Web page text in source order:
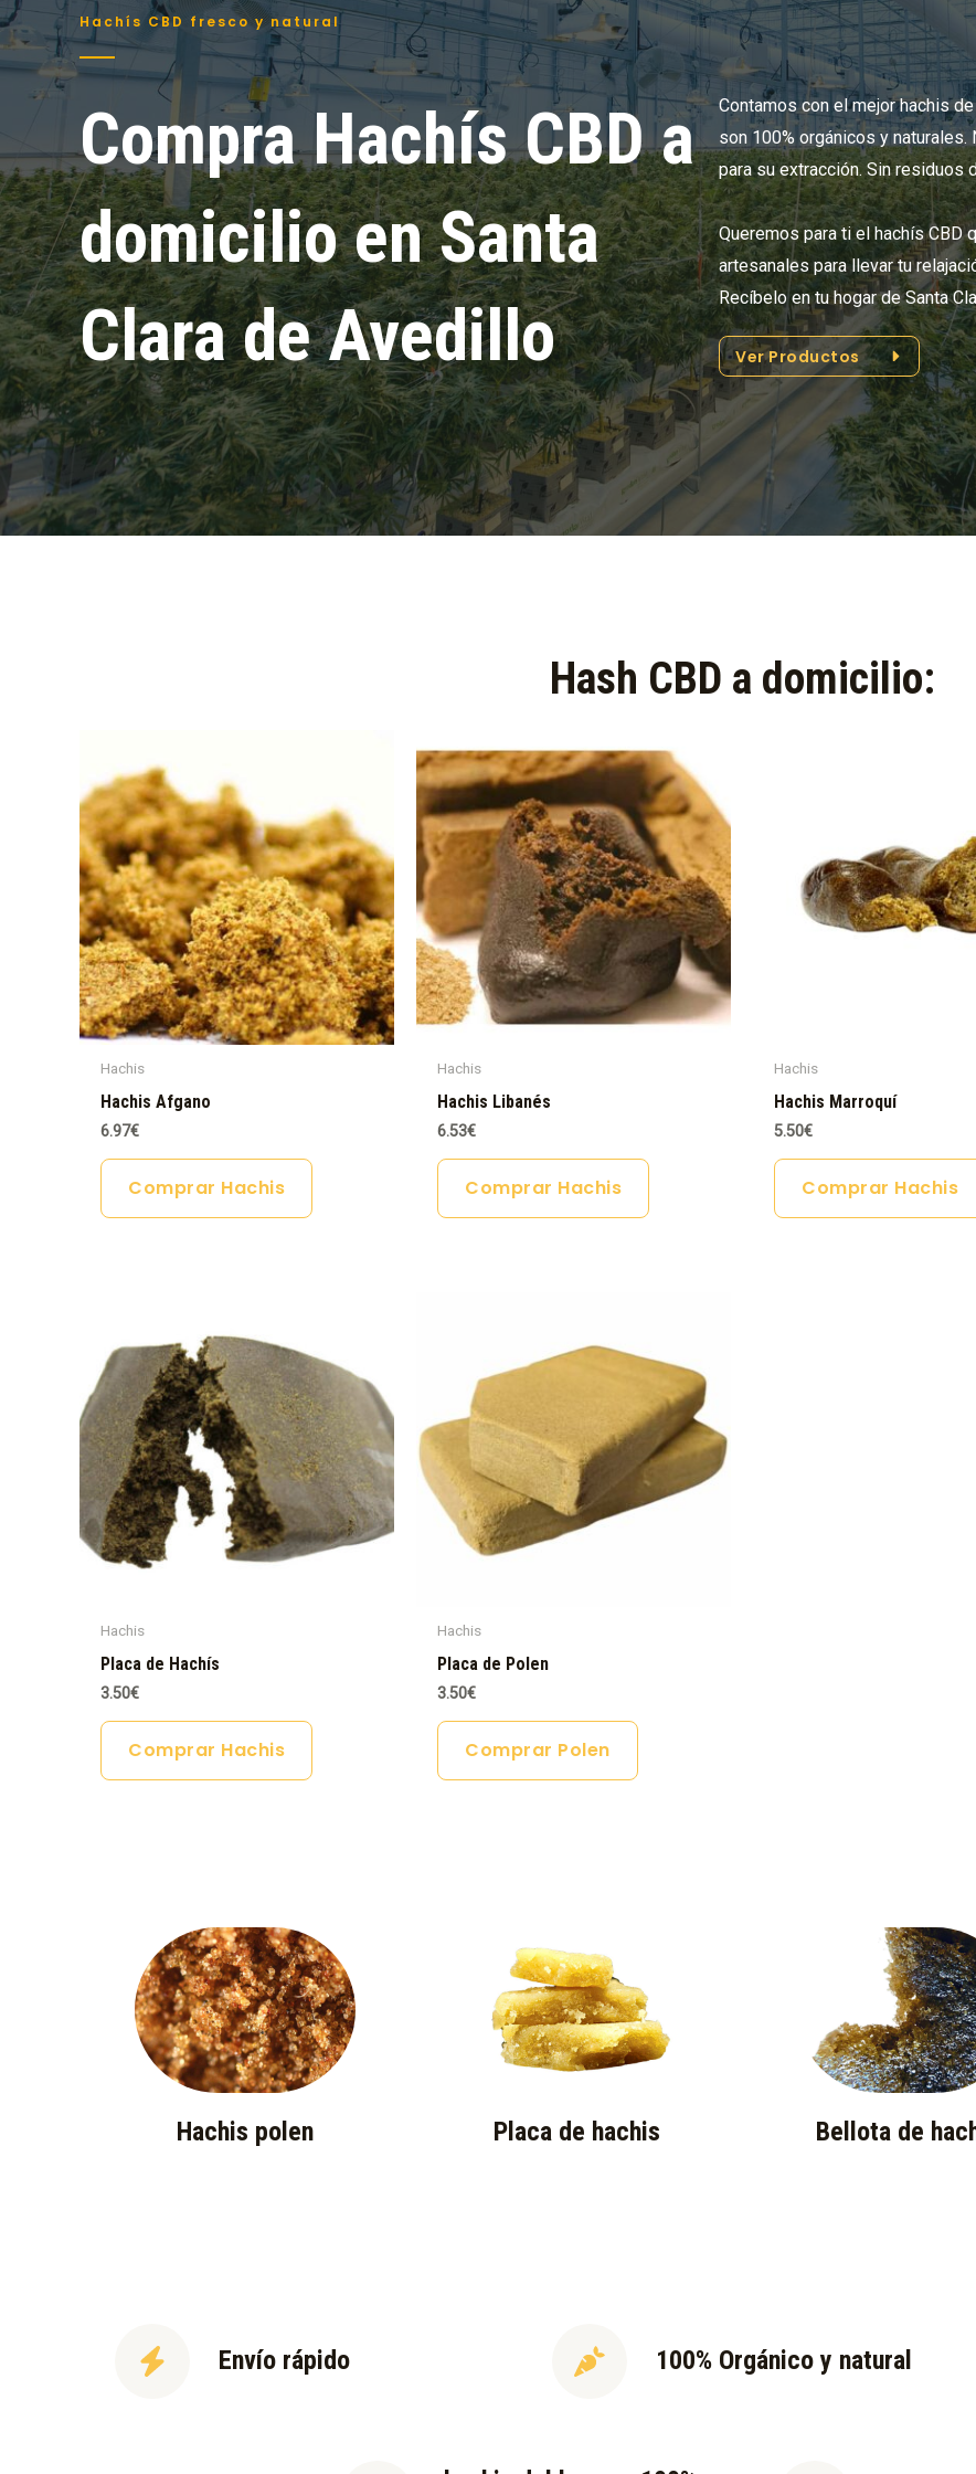
Hachís CBD fresco y natural
Compra Hachís CBD a
domicilio en Santa
Clara de Avedillo
Contamos con el mejor hachis
son 100% orgánicos y
para su extracción. Sin residuos
Queremos para ti el hachís CBD
artesanales para llevar tu
Recíbelo en tu hogar de Santa
Ver Productos
Hash CBD a domicilio:​
Hachis
Hachis Afgano
6.97€
Comprar Hachis
Hachis
Hachis Libanés
6.53€
Comprar Hachis
Hachis
Hachis Marroquí
5.50€
Comprar Hachis
Hachis
Placa de Hachís
3.50€
Comprar Hachis
Hachis
Placa de Polen
3.50€
Comprar Polen
Hachis polen Placa de hachis Bellota de
Envío rápido 100% Orgánico y natural